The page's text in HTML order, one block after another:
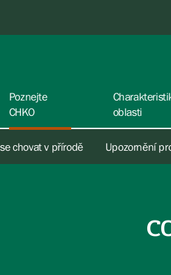
Poznejte
CHKO
chovat v přírodě Upozornění
oblasti